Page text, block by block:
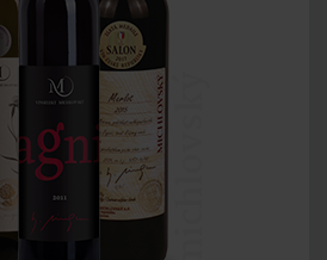
michlovský